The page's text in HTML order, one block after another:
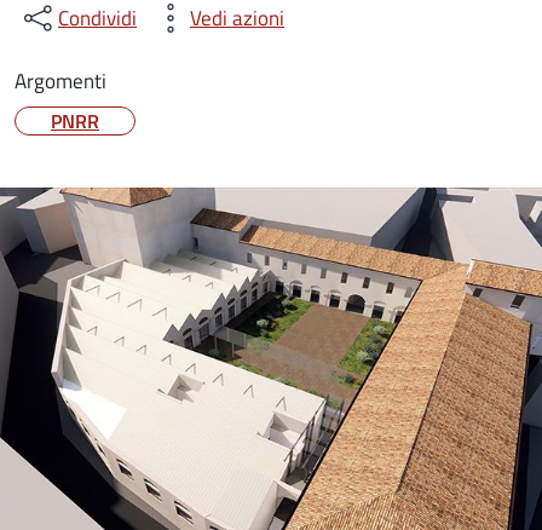
Condividi Vedi azioni
Argomenti
PNRR